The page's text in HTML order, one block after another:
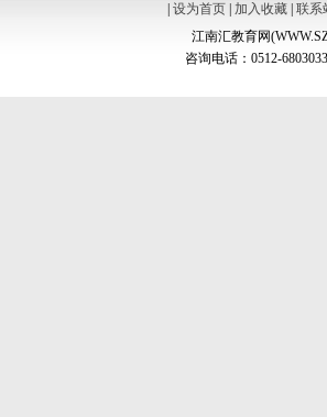
设为首页| 加入收藏| 联系
江南汇教育网
咨询电话：0512-